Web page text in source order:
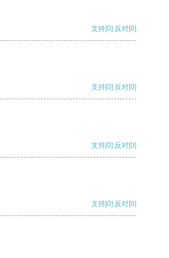
支持[0] 反对[0]
支持[0] 反对[0]
支持[0] 反对[0]
支持[0] 反对[0]